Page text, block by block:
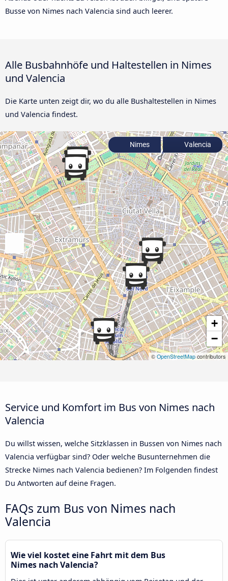
Busse von Nimes nach Valencia sind auch leerer.
Alle Busbahnhöfe und Haltestellen in Nimes
und Valencia
Die Karte unten zeigt dir, wo du alle Bushaltestellen in Nimes
und Valencia findest.
+
−
© OpenStreetMap contributors
Nimes Valencia
Service und Komfort im Bus von Nimes nach
Valencia
Du willst wissen, welche Sitzklassen in Bussen von Nimes nach
Valencia verfügbar sind? Oder welche Busunternehmen die
Strecke Nimes nach Valencia bedienen? Im Folgenden findest
Du Antworten auf deine Fragen.
FAQs zum Bus von Nimes nach
Valencia
Wie viel kostet eine Fahrt mit dem Bus
Nimes nach Valencia?